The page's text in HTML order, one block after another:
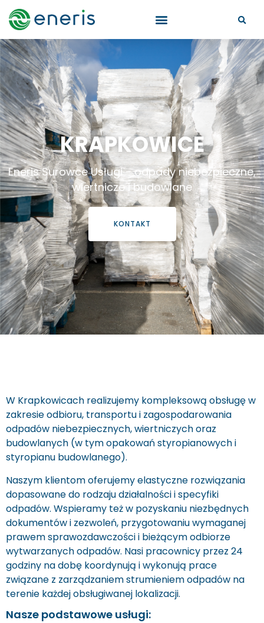
KRAPKOWICE
Eneris Surowce Usługi - odpady niebezpieczne,
wiertnicze i budowlane
KONTAKT
W Krapkowicach realizujemy kompleksową obsługę w
zakresie odbioru, transportu i zagospodarowania
odpadów niebezpiecznych, wiertniczych oraz
budowlanych (w tym opakowań styropianowych i
styropianu budowlanego).
Naszym klientom oferujemy elastyczne rozwiązania
dopasowane do rodzaju działalności i specyfiki
odpadów. Wspieramy też w pozyskaniu niezbędnych
dokumentów i zezwoleń, przygotowaniu wymaganej
prawem sprawozdawczości i bieżącym odbiorze
wytwarzanych odpadów. Nasi pracownicy przez 24
godziny na dobę koordynują i wykonują prace
związane z zarządzaniem strumieniem odpadów na
terenie każdej obsługiwanej lokalizacji.
Nasze podstawowe usługi: